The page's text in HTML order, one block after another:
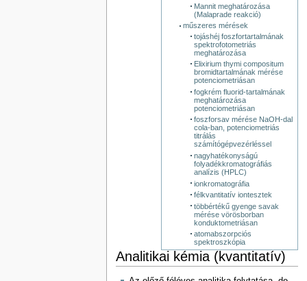
Mannit meghatározása
(Malaprade reakció)
műszeres mérések
tojáshéj foszfortartalmának
spektrofotometriás
meghatározása
Elixirium thymi compositum
bromidtartalmának mérése
potenciometriásan
fogkrém fluorid-tartalmának
meghatározása
potenciometriásan
foszforsav mérése NaOH-dal
cola-ban, potenciometriás
titrálás
számítógépvezérléssel
nagyhatékonyságú
folyadékkromatográfiás
analízis (HPLC)
ionkromatográfia
félkvantitatív iontesztek
többértékű gyenge savak
mérése vörösborban
konduktometriásan
atomabszorpciós
spektroszkópia
Analitikai kémia (kvantitatív)